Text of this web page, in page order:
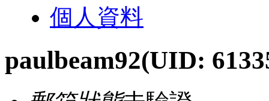
個人資料
paulbeam92(UID: